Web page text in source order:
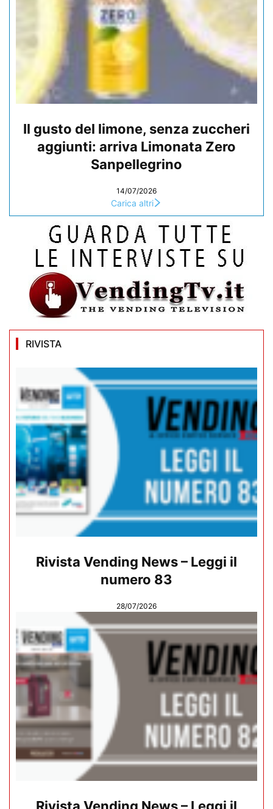
Il gusto del limone, senza zuccheri
aggiunti: arriva Limonata Zero
Sanpellegrino
14/07/2026
Carica altri
RIVISTA
Rivista Vending News – Leggi il
numero 83
28/07/2026